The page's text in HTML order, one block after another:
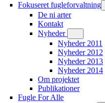
Fokuseret fugleforvaltning
De ni arter
Kontakt
Nyheder
Nyheder 2011
Nyheder 2012
Nyheder 2013
Nyheder 2014
Om projektet
Publikationer
Fugle For Alle